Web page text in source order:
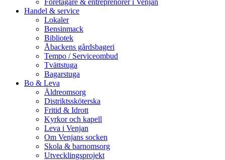
Företagare & entreprenörer i Venjan
Handel & service
Lokaler
Bensinmack
Bibliotek
Åbackens gårdsbageri
Tempo / Serviceombud
Tvättstuga
Bagarstuga
Bo & Leva
Äldreomsorg
Distriktssköterska
Fritid & Idrott
Kyrkor och kapell
Leva i Venjan
Om Venjans socken
Skola & barnomsorg
Utvecklingsprojekt